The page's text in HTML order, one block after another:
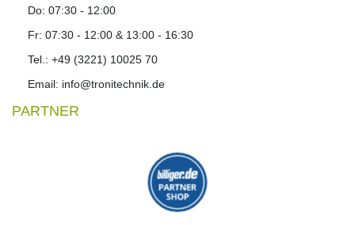
Do: 07:30 - 12:00
Fr: 07:30 - 12:00 & 13:00 - 16:30
Tel.: +49 (3221) 10025 70
Email: info@tronitechnik.de
PARTNER